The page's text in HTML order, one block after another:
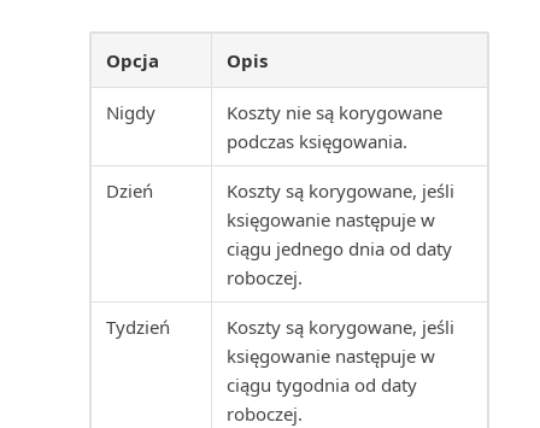
identyfikacyjnego VAT (raport)
Sprawdź księgowanie wartości
(raport)
Sprzedawca: szanse sprzedaży
Sprzedaż nabywcy/zapasu
(raport)
Sprzedaż zapasów nabywcom
Opcja Opis
Nigdy
Koszty nie są korygowane
podczas księgowania.
Dzień
Koszty są korygowane, jeśli
księgowanie następuje w
ciągu jednego dnia od daty
roboczej.
Tydzień
Koszty są korygowane, jeśli
księgowanie następuje w
ciągu tygodnia od daty
roboczej.